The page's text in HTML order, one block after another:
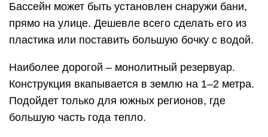
Бассейн может быть установлен снаружи бани,
прямо на улице. Дешевле всего сделать его из
пластика или поставить большую бочку с водой.
Наиболее дорогой – монолитный резервуар.
Конструкция вкапывается в землю на 1–2 метра.
Подойдет только для южных регионов, где
большую часть года тепло.